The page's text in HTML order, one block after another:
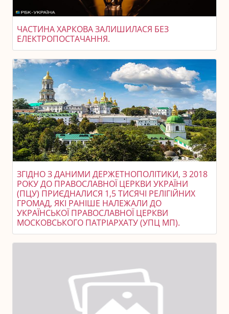
ЧАСТИНА ХАРКОВА ЗАЛИШИЛАСЯ БЕЗ
ЕЛЕКТРОПОСТАЧАННЯ.
ЗГІДНО З ДАНИМИ ДЕРЖЕТНОПОЛІТИКИ, З 2018
РОКУ ДО ПРАВОСЛАВНОЇ ЦЕРКВИ УКРАЇНИ
(ПЦУ) ПРИЄДНАЛИСЯ 1,5 ТИСЯЧІ РЕЛІГІЙНИХ
ГРОМАД, ЯКІ РАНІШЕ НАЛЕЖАЛИ ДО
УКРАЇНСЬКОЇ ПРАВОСЛАВНОЇ ЦЕРКВИ
МОСКОВСЬКОГО ПАТРІАРХАТУ (УПЦ МП).